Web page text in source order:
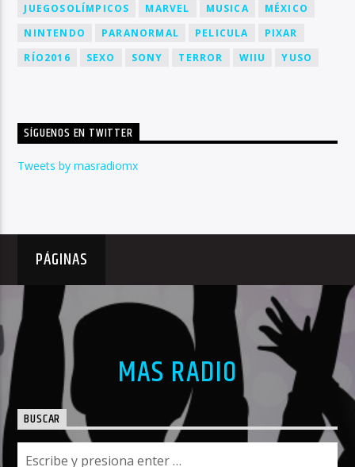
JUEGOSOLÍMPICOS
MARVEL MUSICA
MÉXICO
NINTENDO
PARANORMAL PELICULA
PIXAR
RÍO2016
SEXO SONY TERROR WIIU YUSO
SÍGUENOS EN TWITTER
Tweets by masradiomx
PÁGINAS
MAS RADIO
BUSCAR